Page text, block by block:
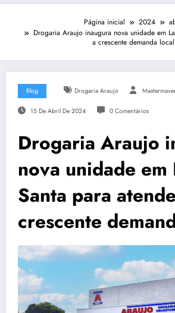
Página inicial 2024
Drogaria Araujo inaugura nova unidade em
a crescente demanda local
Blog Drogaria Araujo
15 De Abril De 2024 0 Comentários
Drogaria Araujo
nova unidade em
Santa para
crescente